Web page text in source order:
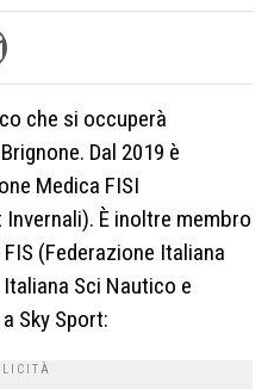
che si occuperà
Dal 2019 è
Medica FISI
È inoltre membro
(Federazione Italiana
Sci Nautico e
Sky Sport: